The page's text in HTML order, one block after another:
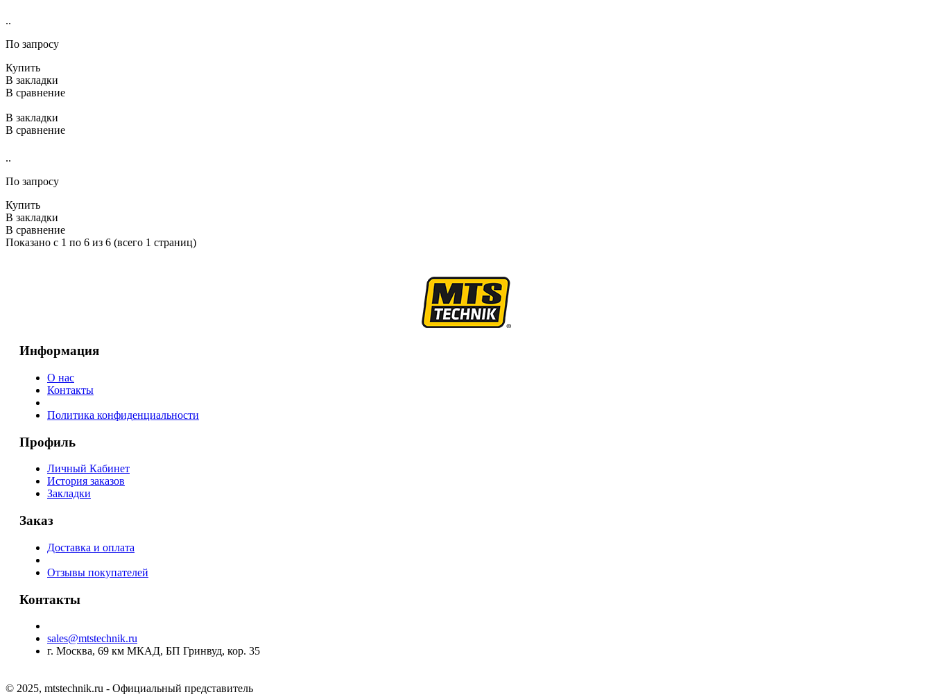
..
По запросу
Купить
В закладки
В сравнение
В закладки
В сравнение
..
По запросу
Купить
В закладки
В сравнение
Показано с 1 по 6 из 6 (всего 1 страниц)
Информация
О нас
Контакты
Политика конфиденциальности
Профиль
Личный Кабинет
История заказов
Закладки
Заказ
Доставка и оплата
Отзывы покупателей
Контакты
sales@mtstechnik.ru
г. Москва, 69 км МКАД, БП Гринвуд, кор. 35
© 2025, mtstechnik.ru - Официальный представитель